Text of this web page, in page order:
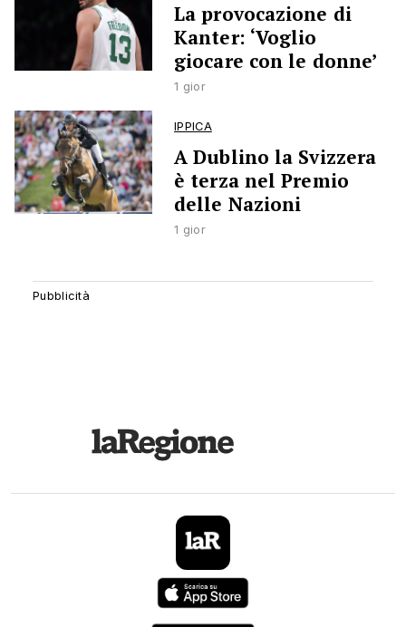
La provocazione di
Kanter: ‘Voglio
giocare con le donne’
1 gior
IPPICA
A Dublino la Svizzera
è terza nel Premio
delle Nazioni
1 gior